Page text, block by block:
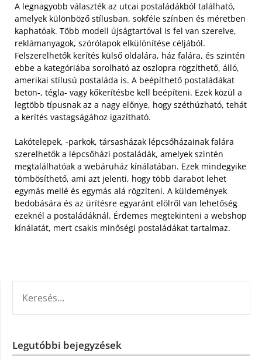
A legnagyobb választék az utcai postaládákból található,
amelyek különböző stílusban, sokféle színben és méretben
kaphatóak. Több modell újságtartóval is fel van szerelve,
reklámanyagok, szórólapok elkülönítése céljából.
Felszerelhetők kerítés külső oldalára, ház falára, és szintén
ebbe a kategóriába sorolható az oszlopra rögzíthető, álló,
amerikai stílusú postaláda is. A beépíthető postaládákat
beton-, tégla- vagy kőkerítésbe kell beépíteni. Ezek közül a
legtöbb típusnak az a nagy előnye, hogy széthúzható, tehát
a kerítés vastagságához igazítható.
Lakótelepek, -parkok, társasházak lépcsőházainak falára
szerelhetők a lépcsőházi postaládák, amelyek szintén
megtalálhatóak a webáruház kínálatában. Ezek mindegyike
tömbösíthető, ami azt jelenti, hogy több darabot lehet
egymás mellé és egymás alá rögzíteni. A küldemények
bedobására és az ürítésre egyaránt elölről van lehetőség
ezeknél a postaládáknál. Érdemes megtekinteni a webshop
kínálatát, mert csakis minőségi postaládákat tartalmaz.
Legutóbbi bejegyzések